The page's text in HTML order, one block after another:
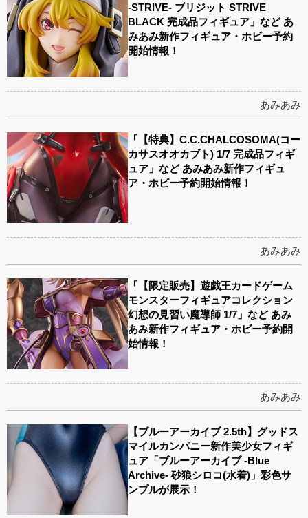
-STRIVE- ブリジット STRIVE
BLACK 完成品フィギュア」など あ
みあみ新作フィギュア・ホビー予約
開始情報！
あみあみ
「【特典】C.C.CHALCOSOMA(コー
カサスオオカブト) 1/7 完成品フィギ
ュア」など あみあみ新作フィギュ
ア・ホビー予約開始情報！
あみあみ
「【限定販売】遊戯王カードゲーム
モンスターフィギュアコレクション
幻想の見習い魔導師 1/7」など あみ
あみ新作フィギュア・ホビー予約開
始情報！
あみあみ
【ブルーアーカイブ 2.5th】グッドス
マイルカンパニー新作美少女フィギ
ュア「ブルーアーカイブ -Blue
Archive- 砂狼シロコ(水着)」彩色サ
ンプルが展示！